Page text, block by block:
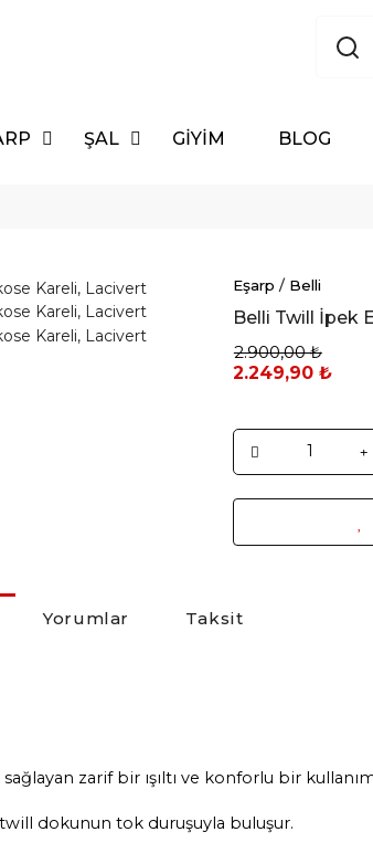
ŞAL GİYİM BLOG
Eşarp / Belli
Belli Twill İpek
2.900,00 ₺
2.249,90 ₺
Yorumlar Taksit
zarif bir ışıltı ve konforlu bir
dokunun tok duruşuyla buluşur.